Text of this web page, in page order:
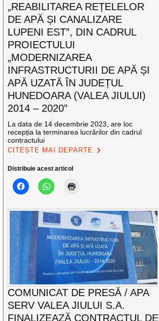
„REABILITAREA REȚELELOR
DE APĂ ȘI CANALIZARE
LUPENI EST”, DIN CADRUL
PROIECTULUI
„MODERNIZAREA
INFRASTRUCTURII DE APĂ ȘI
APĂ UZATĂ ÎN JUDEȚUL
HUNEDOARA (VALEA JIULUI)
2014 – 2020”
La data de 14 decembrie 2023, are loc
recepția la terminarea lucrărilor din cadrul
contractului
CITEȘTE MAI DEPARTE
Distribuie acest articol
COMUNICAT DE PRESĂ / APA
SERV VALEA JIULUI S.A.
FINALIZEAZĂ CONTRACTUL DE